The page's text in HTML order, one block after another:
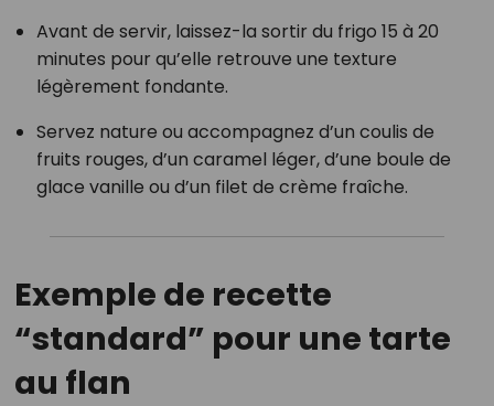
Avant de servir, laissez-la sortir du frigo 15 à 20
minutes pour qu’elle retrouve une texture
légèrement fondante.
Servez nature ou accompagnez d’un coulis de
fruits rouges, d’un caramel léger, d’une boule de
glace vanille ou d’un filet de crème fraîche.
Exemple de recette
“standard” pour une tarte
au flan